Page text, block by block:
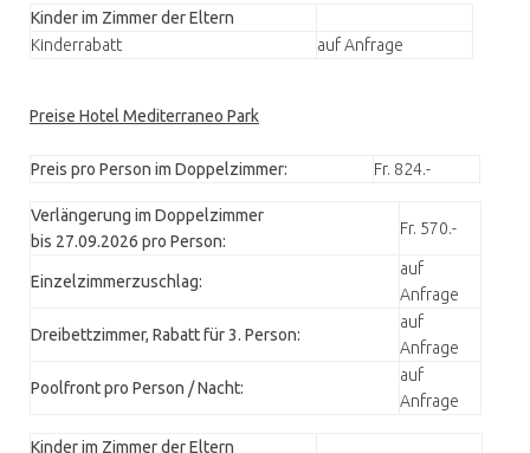
Kinder im Zimmer der Eltern
Kinderrabatt
auf Anfrage
Preise Hotel Mediterraneo Park
Preis pro Person im Doppelzimmer: Fr. 824.-
Verlängerung im Doppelzimmer
bis 27.09.2026 pro Person:
Fr. 570.-
Einzelzimmerzuschlag:
auf
Anfrage
Dreibettzimmer, Rabatt für 3. Person:
auf
Anfrage
Poolfront pro Person / Nacht:
auf
Anfrage
Kinder im Zimmer der Eltern